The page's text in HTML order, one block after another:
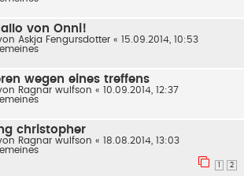
von Onni!
Askja Fengursdotter «
15.09.2014, 10:53
wegen eines treffens
Ragnar wulfson «
10.09.2014, 12:37
christopher
Ragnar wulfson «
18.08.2014, 13:03
2